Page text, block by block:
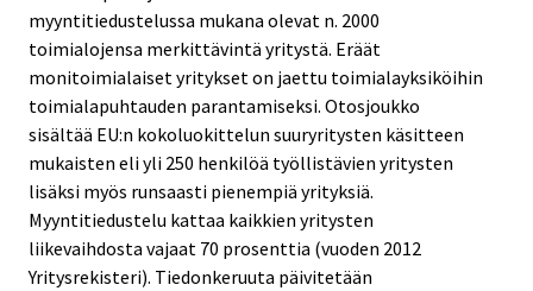
myyntitiedustelussa mukana olevat n. 2000
toimialojensa merkittävintä yritystä. Eräät
monitoimialaiset yritykset on jaettu toimialayksiköihin
toimialapuhtauden parantamiseksi. Otosjoukko
sisältää EU:n kokoluokittelun suuryritysten käsitteen
mukaisten eli yli 250 henkilöä työllistävien yritysten
lisäksi myös runsaasti pienempiä yrityksiä.
Myyntitiedustelu kattaa kaikkien yritysten
liikevaihdosta vajaat 70 prosenttia (vuoden 2012
Yritysrekisteri). Tiedonkeruuta päivitetään